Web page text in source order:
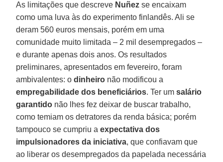
As limitações que descreve Nuñez se encaixam
como uma luva às do experimento finlandês. Ali se
deram 560 euros mensais, porém em uma
comunidade muito limitada – 2 mil desempregados –
e durante apenas dois anos. Os resultados
preliminares, apresentados em fevereiro, foram
ambivalentes: odinheiro não modificou a
empregabilidade dos beneficiários. Ter umsalário
garantido não lhes fez deixar de buscar trabalho,
como temiam os detratores da renda básica; porém
tampouco se cumpriu aexpectativa dos
impulsionadores da iniciativa, que confiavam que
ao liberar os desempregados da papelada necessária